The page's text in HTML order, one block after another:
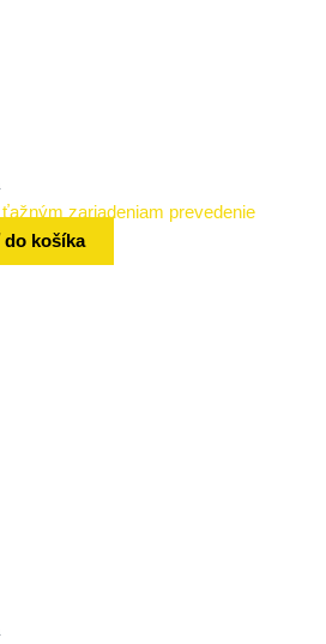
zariadeniam prevedenie
do košíka